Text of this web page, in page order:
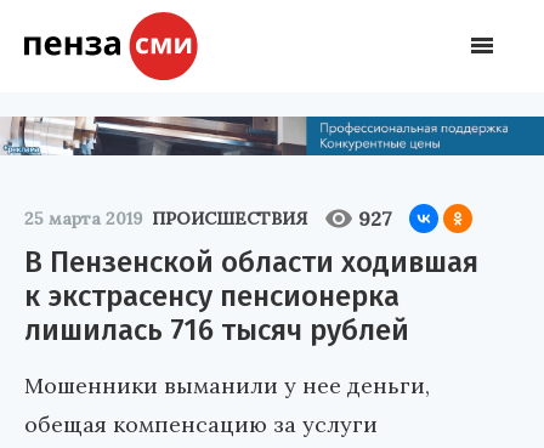
25 марта 2019 ПРОИСШЕСТВИЯ 927
В Пензенской области ходившая
к экстрасенсу пенсионерка
лишилась 716 тысяч рублей
Мошенники выманили у нее деньги,
обещая компенсацию за услуги